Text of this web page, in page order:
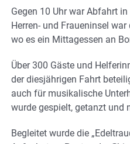
Gegen 10 Uhr war Abfahrt
Herren- und Fraueninsel
wo es ein Mittagessen an
Über 300 Gäste und
der diesjährigen Fahrt
auch für musikalische
wurde gespielt, getanzt und
Begleitet wurde die